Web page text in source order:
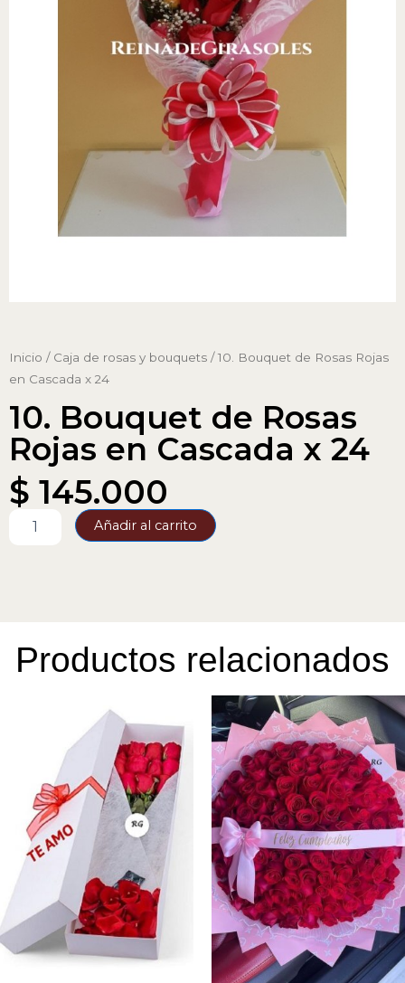
Inicio / Caja de rosas y bouquets / 10. Bouquet de Rosas Rojas
en Cascada x 24
10. Bouquet de Rosas
Rojas en Cascada x 24
$ 145.000
Bouquet
24
Añadir al carrito
Productos relacionados